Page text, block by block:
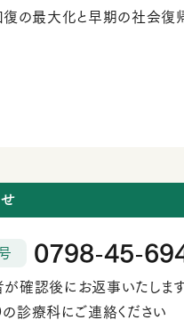
復の最大化と早期の社会復
0798
‐
45
確認後にお返事いたします
診療科にご連絡ください